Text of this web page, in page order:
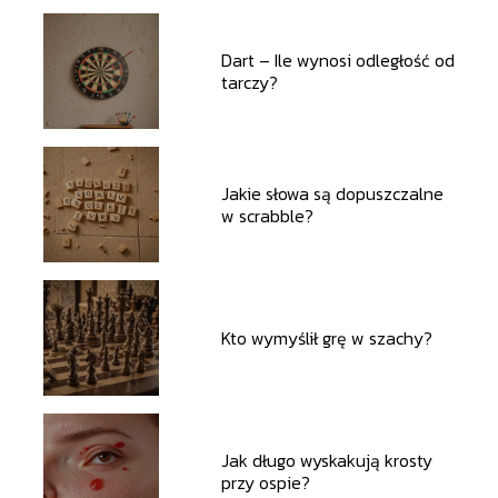
Dart – Ile wynosi odległość od
tarczy?
Jakie słowa są dopuszczalne
w scrabble?
Kto wymyślił grę w szachy?
Jak długo wyskakują krosty
przy ospie?